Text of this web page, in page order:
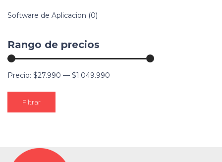
Software de Aplicacion (0)
Rango de precios
Filtrar
Precio: $27.990 — $1.049.990